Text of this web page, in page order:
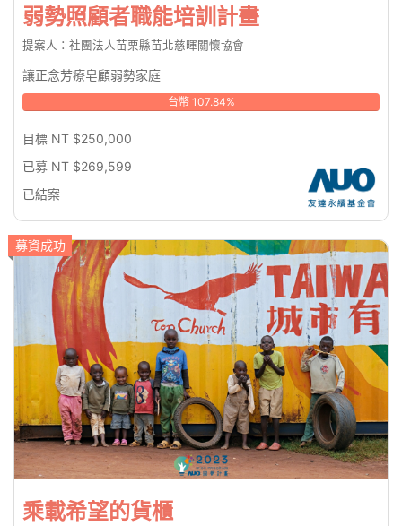
弱勢照顧者職能培訓計畫
提案人：社團法人苗栗縣苗北慈暉關懷協會
讓正念芳療皂顧弱勢家庭
台幣 107.84%
目標 NT $250,000
已募 NT $269,599
已結案
募資成功
乘載希望的貨櫃